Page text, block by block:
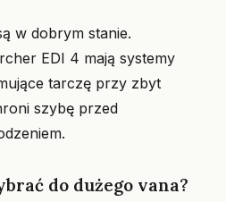
w dobrym stanie.
EDI 4 mają systemy
tarczę przy zbyt
szybę przed
do dużego vana?